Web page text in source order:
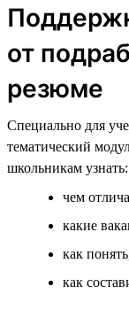
от
резюме
Специально для
тематический
школьникам узнать:
чем
какие
как
как